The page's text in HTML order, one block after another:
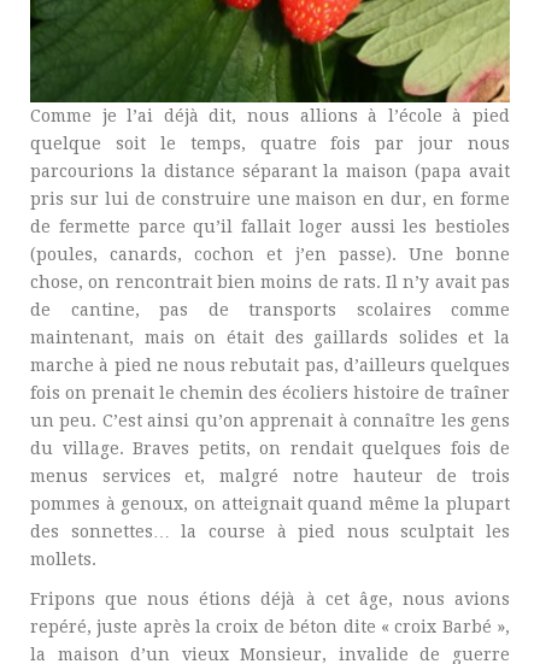
Comme je l’ai déjà dit, nous allions à l’école à pied
quelque soit le temps, quatre fois par jour nous
parcourions la distance séparant la maison (papa avait
pris sur lui de construire une maison en dur, en forme
de fermette parce qu’il fallait loger aussi les bestioles
(poules, canards, cochon et j’en passe). Une bonne
chose, on rencontrait bien moins de rats. Il n’y avait pas
de cantine, pas de transports scolaires comme
maintenant, mais on était des gaillards solides et la
marche à pied ne nous rebutait pas, d’ailleurs quelques
fois on prenait le chemin des écoliers histoire de traîner
un peu. C’est ainsi qu’on apprenait à connaître les gens
du village. Braves petits, on rendait quelques fois de
menus services et, malgré notre hauteur de trois
pommes à genoux, on atteignait quand même la plupart
des sonnettes… la course à pied nous sculptait les
mollets.
Fripons que nous étions déjà à cet âge, nous avions
repéré, juste après la croix de béton dite « croix Barbé »,
la maison d’un vieux Monsieur, invalide de guerre